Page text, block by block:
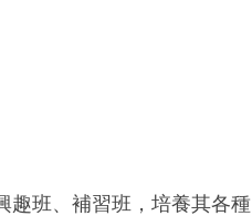
趣班、補習班，培養其各種